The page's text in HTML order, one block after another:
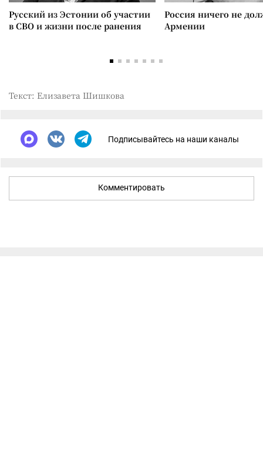
Русский из Эстонии об участии
в СВО и жизни после ранения
Россия ничего не
Армении
Текст: Елизавета Шишкова
Подписывайтесь на наши каналы
Комментировать